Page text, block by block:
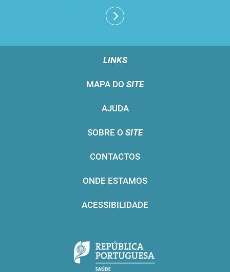
LINKS
MAPA DO SITE
AJUDA
SOBRE O SITE
CONTACTOS
ONDE ESTAMOS
ACESSIBILIDADE